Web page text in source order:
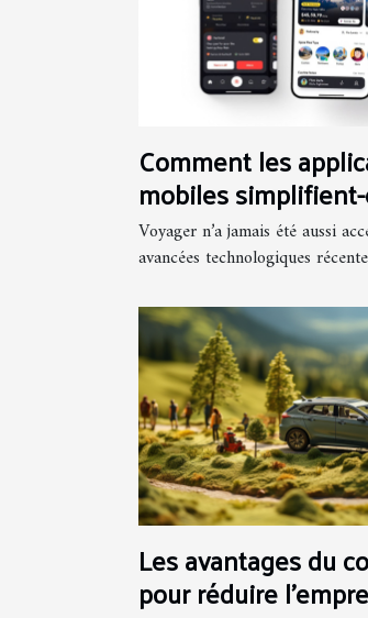
Comment les
mobiles
voyages ?
Voyager n’a jamais été aussi
avancées technologiques
Les avantages du
pour réduire